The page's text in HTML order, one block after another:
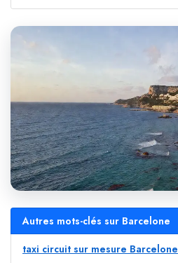
Autres mots-clés sur Barcelone
taxi circuit sur mesure Barcelone